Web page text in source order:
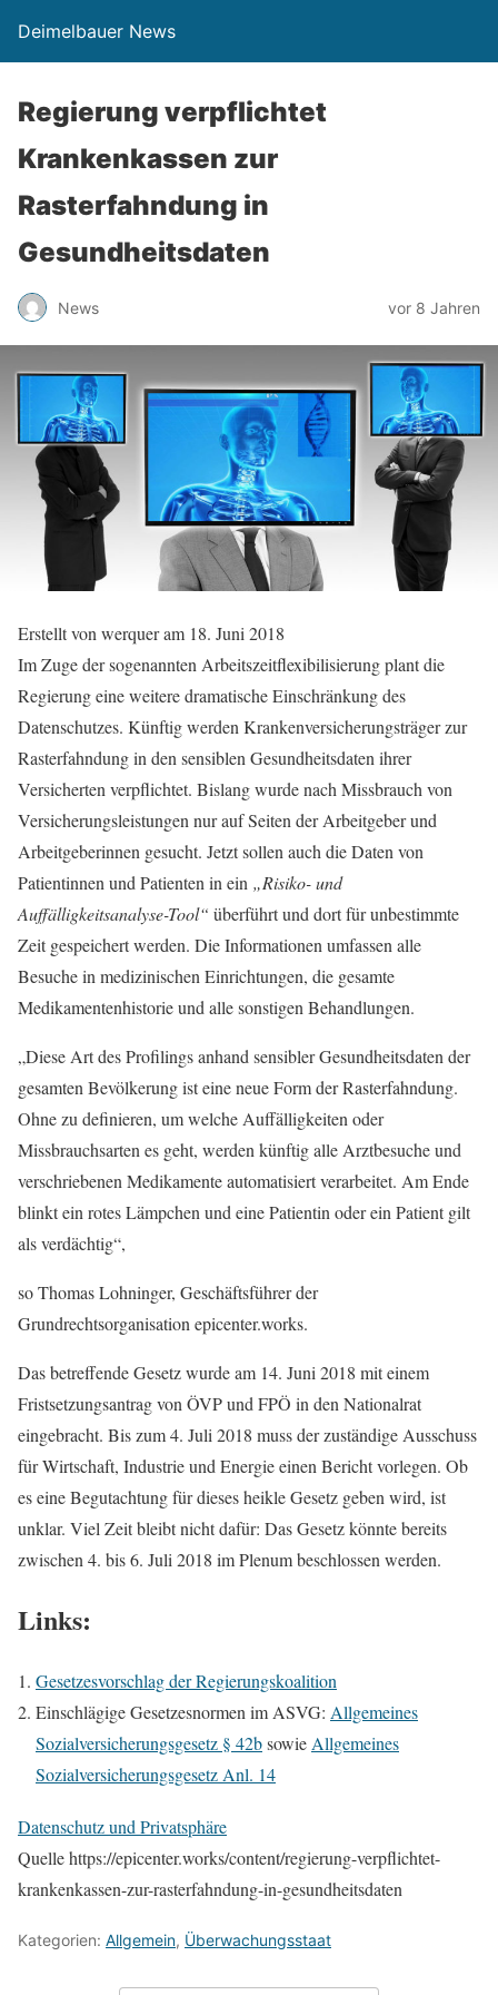
Deimelbauer News
Regierung verpflichtet
Krankenkassen zur
Rasterfahndung in
Gesundheitsdaten
News vor 8 Jahren
Erstellt von werqueram 18. Juni 2018
Im Zuge der sogenannten Arbeitszeitflexibilisierung plant die
Regierung eine weitere dramatische Einschränkung des
Datenschutzes. Künftig werden Krankenversicherungsträger zur
Rasterfahndung in den sensiblen Gesundheitsdaten ihrer
Versicherten verpflichtet. Bislang wurde nach Missbrauch von
Versicherungsleistungen nur auf Seiten der Arbeitgeber und
Arbeitgeberinnen gesucht. Jetzt sollen auch die Daten von
Patientinnen und Patienten in ein „Risiko- und
Auffälligkeitsanalyse-Tool“ überführt und dort für unbestimmte
Zeit gespeichert werden. Die Informationen umfassen alle
Besuche in medizinischen Einrichtungen, die gesamte
Medikamentenhistorie und alle sonstigen Behandlungen.
„Diese Art des Profilings anhand sensibler Gesundheitsdaten der
gesamten Bevölkerung ist eine neue Form der Rasterfahndung.
Ohne zu definieren, um welche Auffälligkeiten oder
Missbrauchsarten es geht, werden künftig alle Arztbesuche und
verschriebenen Medikamente automatisiert verarbeitet. Am Ende
blinkt ein rotes Lämpchen und eine Patientin oder ein Patient gilt
als verdächtig“,
so Thomas Lohninger, Geschäftsführer der
Grundrechtsorganisation epicenter.works.
Das betreffende Gesetz wurde am 14. Juni 2018 mit einem
Fristsetzungsantrag von ÖVP und FPÖ in den Nationalrat
eingebracht. Bis zum 4. Juli 2018 muss der zuständige Ausschuss
für Wirtschaft, Industrie und Energie einen Bericht vorlegen. Ob
es eine Begutachtung für dieses heikle Gesetz geben wird, ist
unklar. Viel Zeit bleibt nicht dafür: Das Gesetz könnte bereits
zwischen 4. bis 6. Juli 2018 im Plenum beschlossen werden.
Links:
Gesetzesvorschlag der Regierungskoalition
Einschlägige Gesetzesnormen im ASVG: Allgemeines
Sozialversicherungsgesetz § 42bsowieAllgemeines
Sozialversicherungsgesetz Anl. 14
Datenschutz und Privatsphäre
Quelle https://epicenter.works/content/regierung-verpflichtet-
krankenkassen-zur-rasterfahndung-in-gesundheitsdaten
Kategorien: Allgemein, Überwachungsstaat